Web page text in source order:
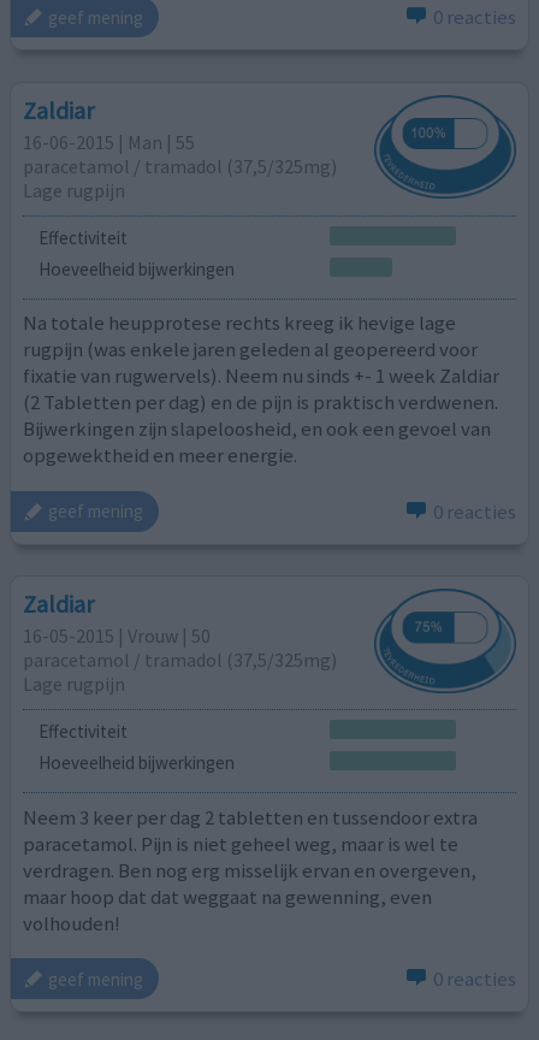
geef mening 0 reacties
Zaldiar
16-06-2015 | Man | 55
paracetamol / tramadol (37,5/325mg)
Lage rugpijn
Effectiviteit
Hoeveelheid bijwerkingen
Na totale heupprotese rechts kreeg ik hevige lage
rugpijn (was enkele jaren geleden al geopereerd voor
fixatie van rugwervels). Neem nu sinds +- 1 week Zaldiar
(2 Tabletten per dag) en de pijn is praktisch verdwenen.
Bijwerkingen zijn slapeloosheid, en ook een gevoel van
opgewektheid en meer energie.
geef mening 0 reacties
Zaldiar
16-05-2015 | Vrouw | 50
paracetamol / tramadol (37,5/325mg)
Lage rugpijn
Effectiviteit
Hoeveelheid bijwerkingen
Neem 3 keer per dag 2 tabletten en tussendoor extra
paracetamol. Pijn is niet geheel weg, maar is wel te
verdragen. Ben nog erg misselijk ervan en overgeven,
maar hoop dat dat weggaat na gewenning, even
volhouden!
geef mening 0 reacties